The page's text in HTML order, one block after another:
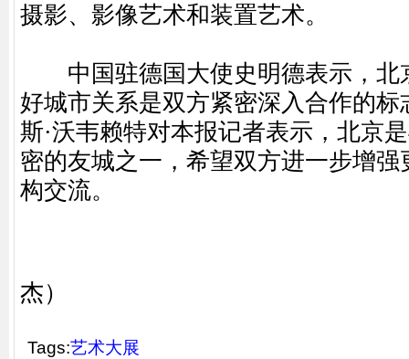
摄影、影像艺术和装置艺术。
中国驻德国大使史明德表示，北
好城市关系是双方紧密深入合作的
斯·沃韦赖特对本报记者表示，北京
密的友城之一，希望双方进一步增
构交流。
杰）
Tags:艺术大展